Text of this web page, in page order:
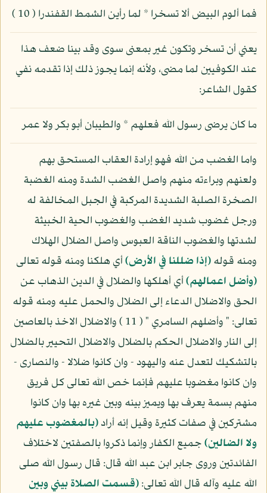
فما ألوم البيض ألا تسخرا * لما رأين الشمط القفندرا ( 10 )
يعني أن تسخر وتكون غير بمعنى سوى وقد بينا ضعف هذا
عند الكوفيين لما مضى، ولأنه إنما يجوز ذلك إذا تقدمه نفي
كقول الشاعر:
ما كان يرضى رسول الله فعلهم * والطيبان أبو بكر ولا عمر
واما الغضب من الله فهو إرادة العقاب المستحق بهم
ولعنهم وبراءته منهم واصل الغضب الشدة ومنه الغضبة
الصخرة الصلبة الشديدة المركبة في الجبل المخالفة له
ورجل غضوب شديد الغضب والغضوب الحية الخبيثة
لشدتها والغضوب الناقة العبوس واصل الضلال الهلاك
ومنه قوله(إذا ضللنا في الأرض)أي هلكنا ومنه قوله تعالى
(وأضل اعمالهم)أي أهلكها والضلال في الدين الذهاب عن
الحق والاضلال الدعاء إلى الضلال والحمل عليه ومنه قوله
تعالى: " وأضلهم السامري " ( 11 ) والاضلال الاخذ بالعاصين
إلى النار والاضلال الحكم بالضلال والاضلال التحيير بالضلال
بالتشكيك لتعدل عنه واليهود - وان كانوا ضلالا - والنصارى -
وان كانوا مغضوبا عليهم فإنما خص الله تعالى كل فريق
منهم بسمة يعرف بها ويميز بينه وبين غيره بها وان كانوا
مشتركين في صفات كثيرة وقيل إنه أراد(بالمغضوب عليهم
ولا الضالين)جميع الكفار وإنما ذكروا بالصفتين لاختلاف
الفائدتين وروى جابر ابن عبد الله قال: قال رسول الله صلى
الله عليه وآله قال الله تعالى:(قسمت الصلاة بيني وبين